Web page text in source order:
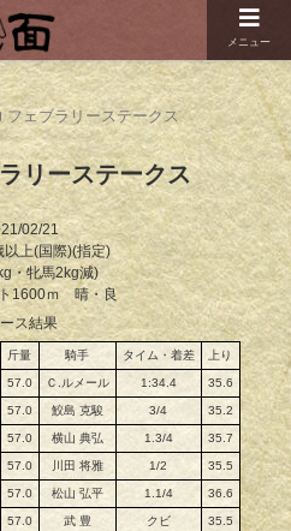
フェブラリーステークス
リーステークス
02/21
以上(国際)(指定)
・牝馬2kg減)
1600ｍ 晴・良
ス結果
斤量 騎手 タイム・着差 上り
57.0 Ｃ.ルメール 1:34.4 35.6
57.0 鮫島 克駿 3/4 35.2
57.0 横山 典弘 1.3/4 35.7
57.0 川田 将雅 1/2 35.5
57.0 松山 弘平 1.1/4 36.6
57.0 武 豊 クビ 35.5
メニュー